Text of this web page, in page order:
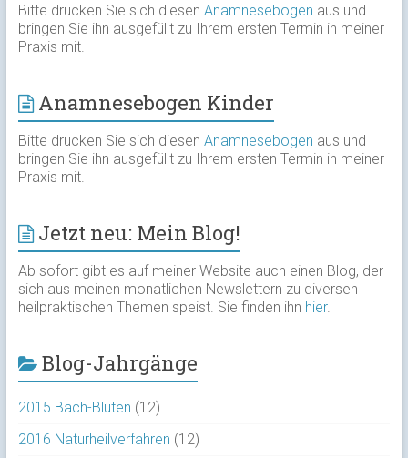
Bitte drucken Sie sich diesen Anamnesebogen aus und
bringen Sie ihn ausgefüllt zu Ihrem ersten Termin in meiner
Praxis mit.
Anamnesebogen Kinder
Bitte drucken Sie sich diesen Anamnesebogen aus und
bringen Sie ihn ausgefüllt zu Ihrem ersten Termin in meiner
Praxis mit.
Jetzt neu: Mein Blog!
Ab sofort gibt es auf meiner Website auch einen Blog, der
sich aus meinen monatlichen Newslettern zu diversen
heilpraktischen Themen speist. Sie finden ihn hier.
Blog-Jahrgänge
2015 Bach-Blüten (12)
2016 Naturheilverfahren (12)